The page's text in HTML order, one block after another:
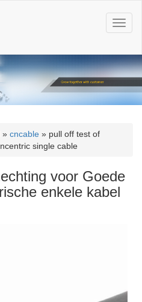
T
o
g
l
n
a
i
» cncable » pull off test of
single cable
voor Goede
enkele kabel